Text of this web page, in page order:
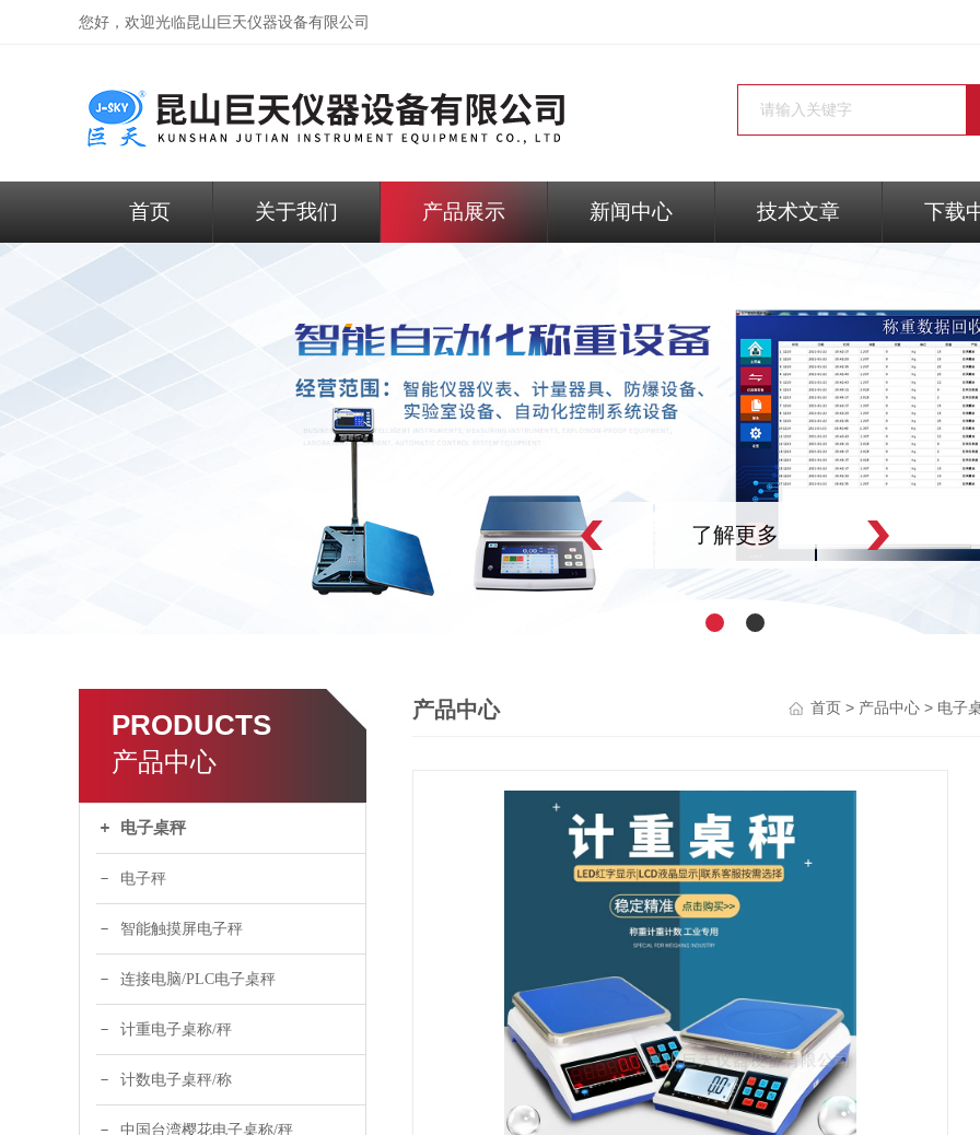
您好，欢迎光临昆山巨天仪器设备有限公司
首页 关于我们 产品展示 新闻中心 技术文章 下载
了解更多
PRODUCTS
产品中心
电子桌秤
电子秤
智能触摸屏电子秤
连接电脑/PLC电子桌秤
计重电子桌称/秤
计数电子桌秤/称
中国台湾樱花电子桌称/秤
产品中心 首页 > 产品中心 > 电子